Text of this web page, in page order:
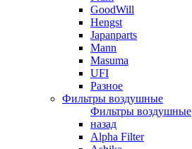
GoodWill
Hengst
Japanparts
Mann
Masuma
UFI
Разное
Фильтры воздушные
Фильтры воздушные
назад
Alpha Filter